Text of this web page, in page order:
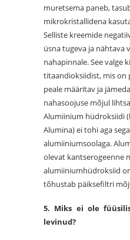
muretsema paneb,
mikrokristallidena
Selliste kreemide
üsna tugeva ja nähtava
nahapinnale. See valge
titaandioksiidist, mis on
peale määritav ja
nahasoojuse mõjul
Alumiinium hüdroksiidi
Alumina) ei tohi aga
alumiiniumsoolaga.
olevat kantserogeenne
alumiiniumhüdroksiid
tõhustab päiksefiltri
5. Miks ei ole
levinud?